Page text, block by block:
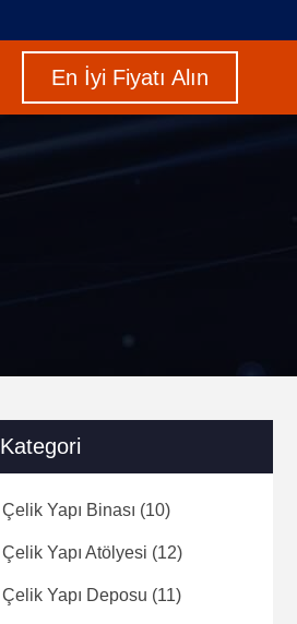
En İyi Fiyatı Alın
Kategori
Çelik Yapı Binası (10)
Çelik Yapı Atölyesi (12)
Çelik Yapı Deposu (11)